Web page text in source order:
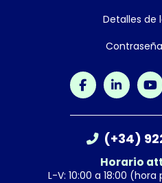
Detalles de
(+34)
Horario
L-V: 10:00 a 18:00